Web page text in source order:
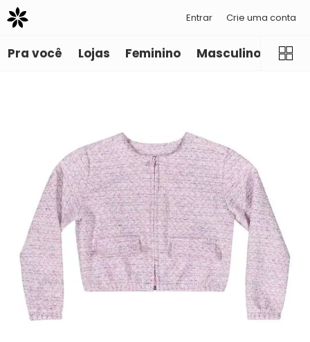
Entrar Crie uma conta
Pra você Lojas Feminino Masculino